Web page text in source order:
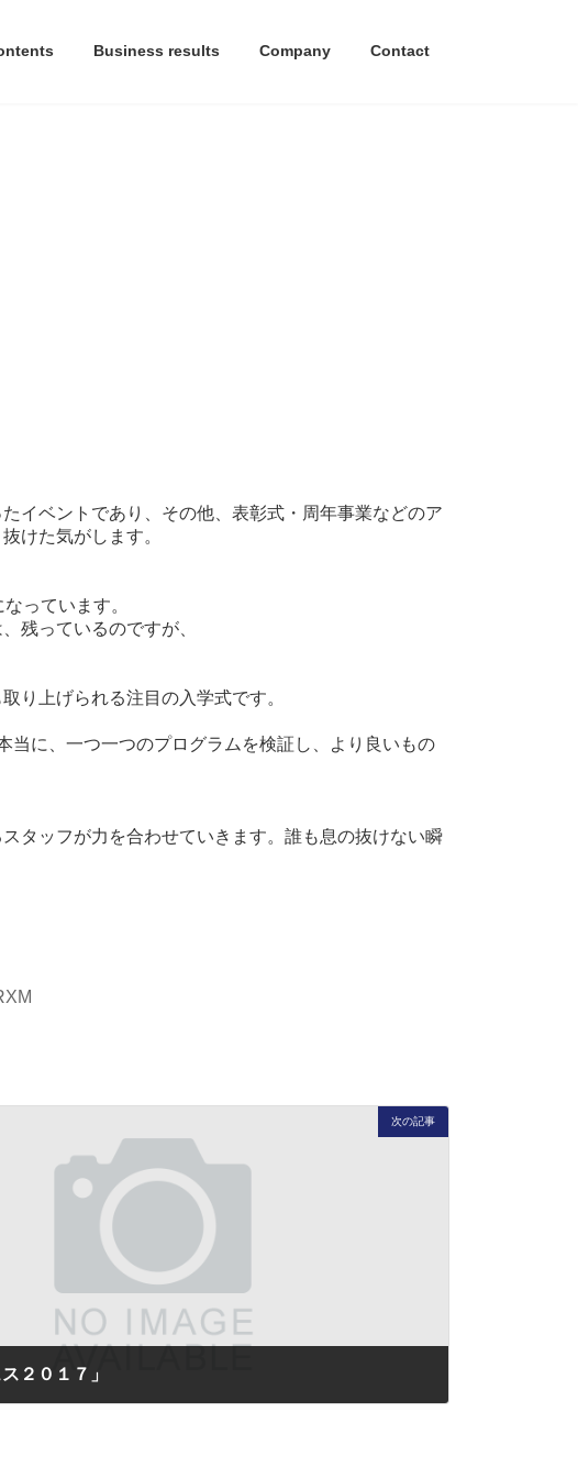
Business results Company Contact
イベントであり、その他、表彰式・周年事業などのア
けた気がします。
っています。
残っているのですが、
り上げられる注目の入学式です。
に、一つ一つのプログラムを検証し、より良いもの
タッフが力を合わせていきます。誰も息の抜けない瞬
次の記事
２０１７」